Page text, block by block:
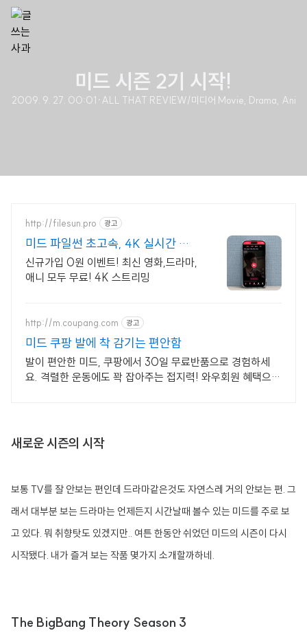
미드 시즌 2기 시작!
2009. 9. 27. 00:01 ·ALL THAT REVIEW/미디어 Movie, Drama, Ani
http://filesun.pro 광고
미드 파일썬 초고속, 4K 실시간 보
기!
신규가입 0원 이벤트! 최신 영화,드라마,
애니 모두 무료! 4K 스트리밍
http://m.coupang.com 광고
미드 쿠팡 발에 착 감기는 편안함
발이 편안한 미드, 쿠팡에서 30일 무료반품으로 경험하세
요. 격렬한 운동에도 꽉 잡아주는 접지력! 와우회원 혜택으로
새로운 시즌의 시작
보통 TV를 잘 안보는 편인데 드라마같은것도 자연스레 거의 안보는 편. 그
래서 대부분 보는 드라마는 언제든지 시간날때 볼수 있는 미드를 주로 보
고 있다. 뭐 취향탓도 있겠지만.. 여튼 한동안 쉬었던 미드의 시즌이 다시
시작됐다. 내가 즐겨 보는 작품 몇가지 소개할까하네.
The BigBang Theory Season 3